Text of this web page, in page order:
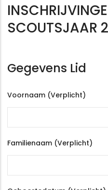
SCOUTSJAAR
Gegevens Lid
Voornaam (Verplicht)
Familienaam (Verplicht)